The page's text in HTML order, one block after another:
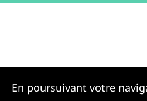
En poursuivant votre